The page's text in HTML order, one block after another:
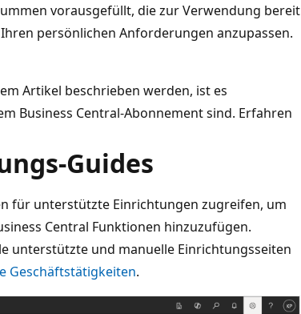
vorausgefüllt, die zur Verwendung bereit
persönlichen Anforderungen anzupassen.
Artikel beschrieben werden, ist es
Business Central-Abonnement sind. Erfahren
Guides
für unterstützte Einrichtungen zugreifen, um
Central Funktionen hinzuzufügen.
unterstützte und manuelle Einrichtungsseiten
Geschäftstätigkeiten.